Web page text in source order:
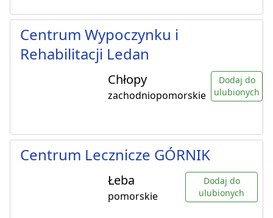
Centrum Wypoczynku i
Rehabilitacji Ledan
Chłopy
zachodniopomorskie
Dodaj do
ulubionych
Centrum Lecznicze GÓRNIK
Łeba
pomorskie
Dodaj do
ulubionych